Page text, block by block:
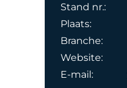
Stand nr.:
Plaats:
Branche:
Website:
E-mail: